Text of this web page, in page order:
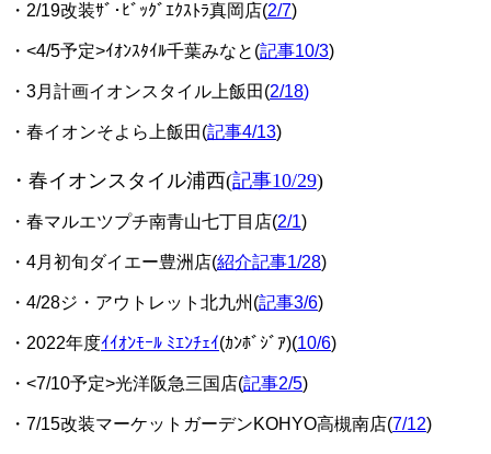
・2/19改装ｻﾞ･ﾋﾞｯｸﾞｴｸｽﾄﾗ真岡店(2/7)
・<4/5予定>ｲｵﾝｽﾀｲﾙ千葉みなと(記事10/3)
・3月計画イオンスタイル上飯田(2/18)
・春イオンそよら上飯田(記事4/13)
・春イオンスタイル浦西(記事10/29)
・春マルエツプチ南青山七丁目店(2/1)
・4月初旬ダイエー豊洲店(紹介記事1/28)
・4/28ジ・アウトレット北九州(記事3/6)
・2022年度ｲｲｵﾝﾓｰﾙ ﾐｴﾝﾁｪｲ(ｶﾝﾎﾞｼﾞｱ)(10/6)
・<7/10予定>光洋阪急三国店(記事2/5)
・7/15改装マーケットガーデンKOHYO高槻南店(7/12)